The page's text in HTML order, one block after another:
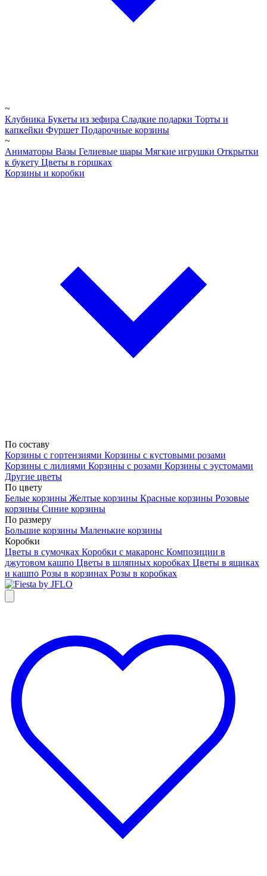
~
Клубника Букеты из зефира Сладкие подарки Торты и
капкейки Фуршет Подарочные корзины
~
Аниматоры Вазы Гелиевые шары Мягкие игрушки Открытки
к букету Цветы в горшках
Корзины и коробки
По составу
Корзины с гортензиями Корзины с кустовыми розами
Корзины с лилиями Корзины с розами Корзины с эустомами
Другие цветы
По цвету
Белые корзины Желтые корзины Красные корзины Розовые
корзины Синие корзины
По размеру
Большие корзины Маленькие корзины
Коробки
Цветы в сумочках Коробки с макаронс Композиции в
джутовом кашпо Цветы в шляпных коробках Цветы в ящиках
и кашпо Розы в корзинах Розы в коробках